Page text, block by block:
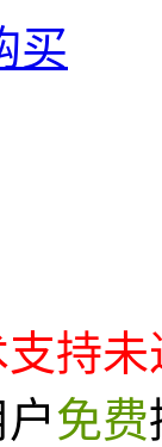
买
持未
免费